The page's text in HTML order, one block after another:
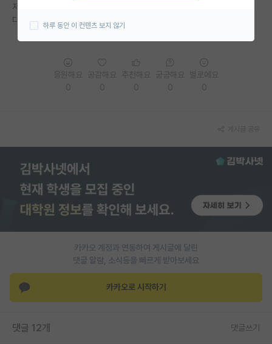
대학원 합격 후기 게시판
임용 후기 게시판
특수/전문대학원 게시판
반도체/AI 게시판
학술 정보 게시판
저는 전공질문 폭탄 받아서 넘 어려웠네요
다들 교수님들께서 뭐 물어보셨나요???
카카오 계정과 연동하여 게시글에 달린
댓글 알람, 소식등을 빠르게 받아보세요
카카오로 시작하기
댓글 12개 댓글쓰기
하루 동안 이 컨텐츠 보지 않기